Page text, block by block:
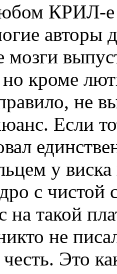
КРИЛ-е
авторы
мозги
но кроме
не
Если
у
с чистой
на такой
не
честь. Это